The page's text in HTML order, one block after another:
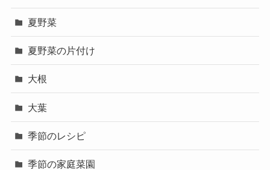
夏野菜
夏野菜の片付け
大根
大葉
季節のレシピ
季節の家庭菜園